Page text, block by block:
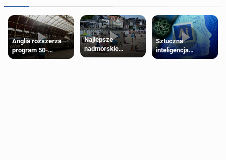
Anglia rozszerza
program 50-
procentowych
Najlepsze
nadmorskie
miasteczko blisko
Sztuczna
inteligencja
próbowała oszukać